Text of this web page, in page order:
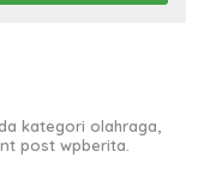
kategori olahraga,
post wpberita.